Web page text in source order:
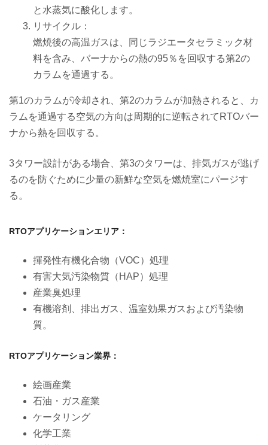
と水蒸気に酸化します。
リサイクル：
燃焼後の高温ガスは、同じラジエータセラミック材
料を含み、バーナからの熱の95％を回収する第2の
カラムを通過する。
第1のカラムが冷却され、第2のカラムが加熱されると、カ
ラムを通過する空気の方向は周期的に逆転されてRTOバー
ナから熱を回収する。
3タワー設計がある場合、第3のタワーは、排気ガスが逃げ
るのを防ぐために少量の新鮮な空気を燃焼室にパージす
る。
RTOアプリケーションエリア：
揮発性有機化合物（VOC）処理
有害大気汚染物質（HAP）処理
産業臭処理
有機溶剤、排出ガス、温室効果ガスおよび汚染物
質。
RTOアプリケーション業界：
絵画産業
石油・ガス産業
ケータリング
化学工業